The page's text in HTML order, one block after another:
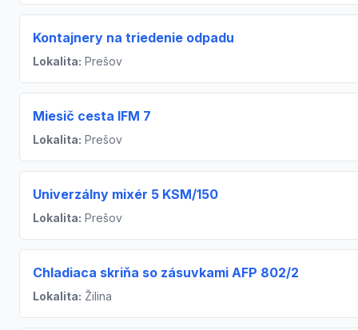
Kontajnery na triedenie odpadu
Lokalita: Prešov
Miesič cesta IFM 7
Lokalita: Prešov
Univerzálny mixér 5 KSM/150
Lokalita: Prešov
Chladiaca skriňa so zásuvkami AFP 802/2
Lokalita: Žilina